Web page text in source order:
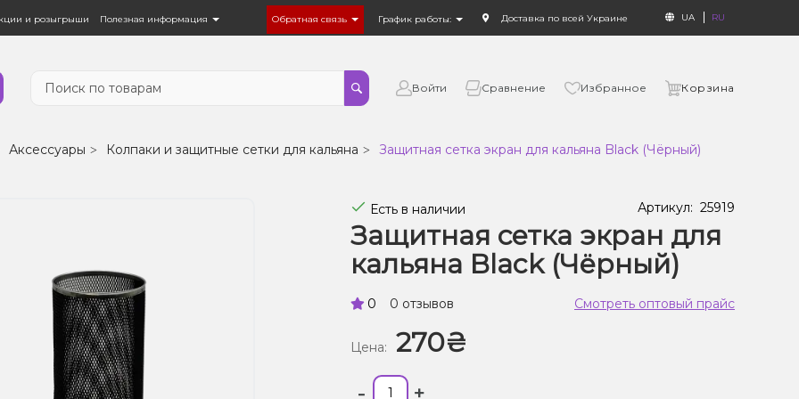
и розыгрыши Полезная информация Обратная связь График работы: Доставка по всей Украине UA RU
Войти Сравнение Избранное Корзина
Аксессуары Колпаки и защитные сетки для кальяна Защитная сетка экран для кальяна Black (Чёрный)
Есть в наличии Артикул: 25919
Защитная сетка экран для
кальяна Black (Чёрный)
0 0 отзывов Смотреть оптовый прайс
Цена: 270₴
- +